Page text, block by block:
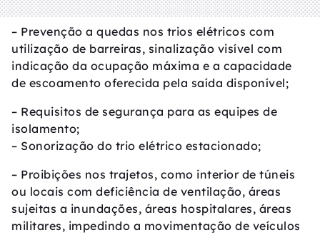
– Prevenção a quedas nos trios elétricos com
utilização de barreiras, sinalização visível com
indicação da ocupação máxima e a capacidade
de escoamento oferecida pela saída disponível;
– Requisitos de segurança para as equipes de
isolamento;
– Sonorização do trio elétrico estacionado;
– Proibições nos trajetos, como interior de túneis
ou locais com deficiência de ventilação, áreas
sujeitas a inundações, áreas hospitalares, áreas
militares, impedindo a movimentação de veículos